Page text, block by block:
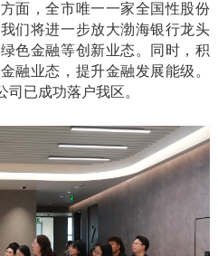
面，全市唯一一家全国性股份
们将进一步放大渤海银行龙头
色金融等创新业态。同时，积
融业态，提升金融发展能级。
已成功落户我区。